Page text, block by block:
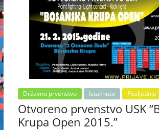
Državno prvenstvo Istaknuto Posljednje
Otvoreno prvenstvo USK
Krupa Open 2015.”